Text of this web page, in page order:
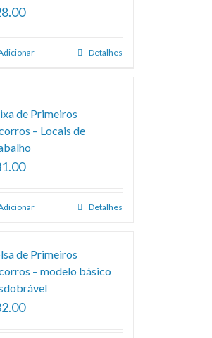
Detalhes
de Primeiros
– Locais de
Detalhes
de Primeiros
– modelo básico